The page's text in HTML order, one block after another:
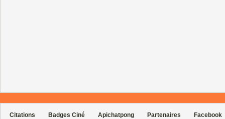
Citations Badges Ciné Apichatpong Partenaires Facebook